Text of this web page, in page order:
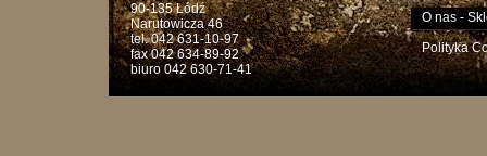
90-135 Łódź
Narutowicza 46
tel. 042 631-10-97
fax 042 634-89-92
biuro 042 630-71-41
O nas-
Polityka